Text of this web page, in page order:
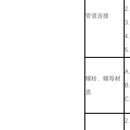
管道连接
螺栓、螺母材
质